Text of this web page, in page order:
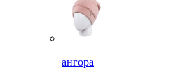
ангора